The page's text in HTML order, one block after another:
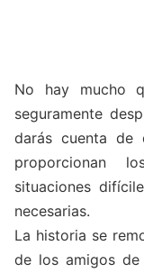
No hay mucho
seguramente
darás cuenta
proporcionan
situaciones
necesarias.
La historia se
de los amigos de